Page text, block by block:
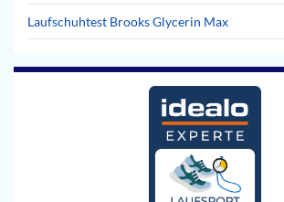
Laufschuhtest Brooks Glycerin Max